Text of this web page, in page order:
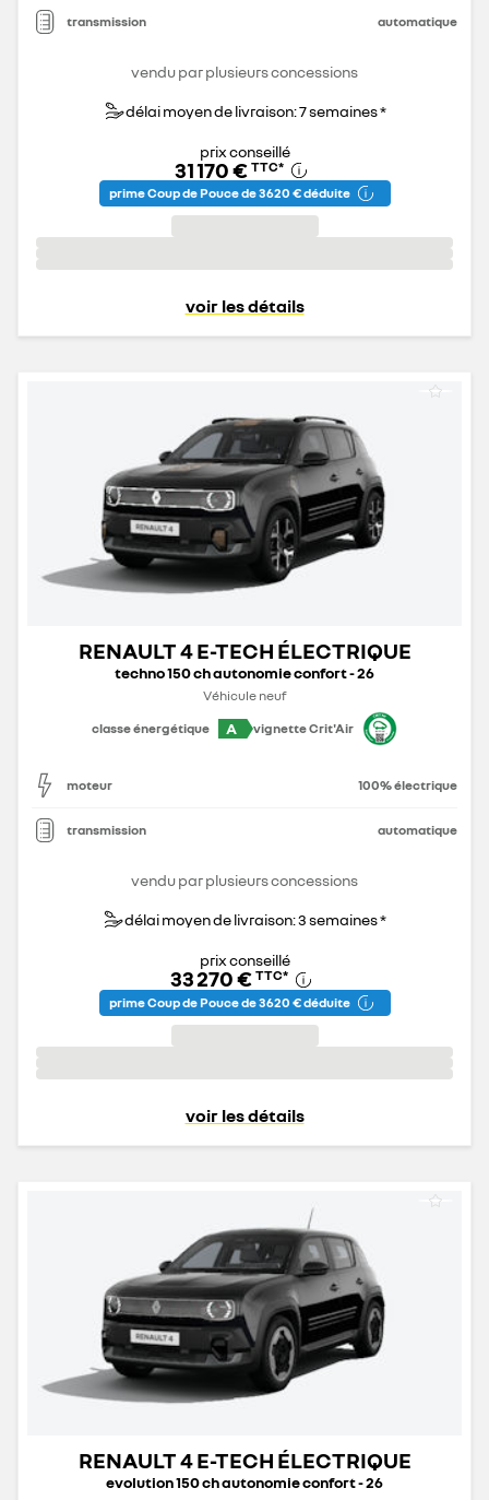
transmission automatique
vendu par plusieurs concessions
délai moyen de livraison: 7 semaines *
prix conseillé
31 170 € TTC*
prime Coup de Pouce de 3 620 € déduite
voir les détails
RENAULT 4 E-TECH ÉLECTRIQUE
techno 150 ch autonomie confort - 26
Véhicule neuf
classe énergétique
A vignette Crit'Air
moteur 100% électrique
transmission automatique
vendu par plusieurs concessions
délai moyen de livraison: 3 semaines *
prix conseillé
33 270 € TTC*
prime Coup de Pouce de 3 620 € déduite
voir les détails
RENAULT 4 E-TECH ÉLECTRIQUE
evolution 150 ch autonomie confort - 26